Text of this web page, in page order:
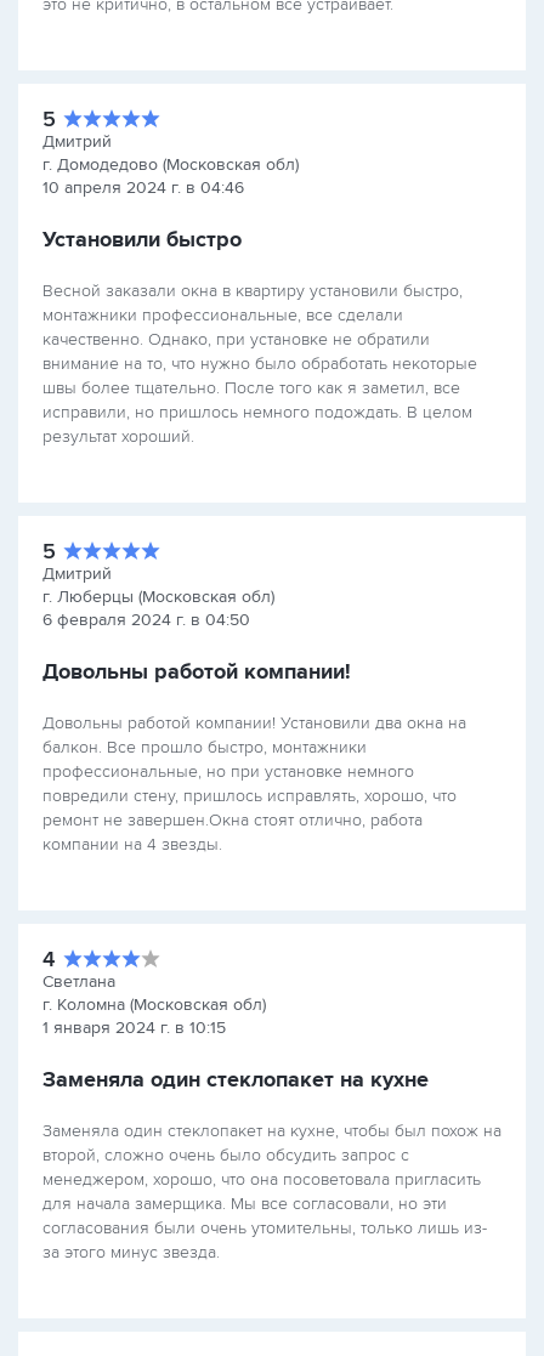
это не критично, в остальном все устраивает.
5
Дмитрий
г. Домодедово (Московская обл)
10 апреля 2024 г. в 04:46
Установили быстро
Весной заказали окна в квартиру установили быстро,
монтажники профессиональные, все сделали
качественно. Однако, при установке не обратили
внимание на то, что нужно было обработать некоторые
швы более тщательно. После того как я заметил, все
исправили, но пришлось немного подождать. В целом
результат хороший.
5
Дмитрий
г. Люберцы (Московская обл)
6 февраля 2024 г. в 04:50
Довольны работой компании!
Довольны работой компании! Установили два окна на
балкон. Все прошло быстро, монтажники
профессиональные, но при установке немного
повредили стену, пришлось исправлять, хорошо, что
ремонт не завершен.Окна стоят отлично, работа
компании на 4 звезды.
4
Светлана
г. Коломна (Московская обл)
1 января 2024 г. в 10:15
Заменяла один стеклопакет на кухне
Заменяла один стеклопакет на кухне, чтобы был похож на
второй, сложно очень было обсудить запрос с
менеджером, хорошо, что она посоветовала пригласить
для начала замерщика. Мы все согласовали, но эти
согласования были очень утомительны, только лишь из-
за этого минус звезда.